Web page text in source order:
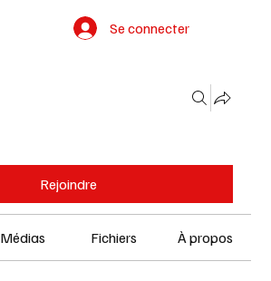
Se connecter
Rejoindre
Médias Fichiers À propos